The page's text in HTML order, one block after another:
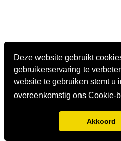
Deze website gebruikt
gebruikerservaring te
website te gebruiken stemt u
overeenkomstig ons Cookie-
Akkoord